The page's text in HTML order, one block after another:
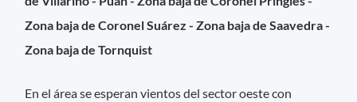
Zona baja de Coronel Suárez - Zona baja de Saavedra -
Zona baja de Tornquist
En el área se esperan vientos del sector oeste con